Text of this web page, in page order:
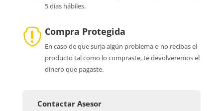
5 días hábiles.
 Compra Protegida
En caso de que surja algún problema o no recibas el
producto tal como lo compraste, te devolveremos el
dinero que pagaste.
Contactar Asesor